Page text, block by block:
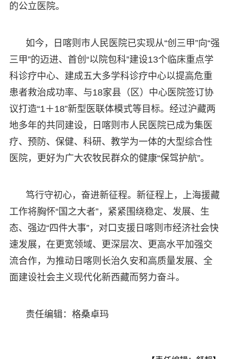
的公立医院。
如今，日喀则市人民医院已实现从“创三甲”向“强
三甲”的迈进、首创“以院包科”建设13个临床重点学
科诊疗中心、建成五大多学科诊疗中心以提高危重
患者救治成功率、与18家县（区）中心医院签订协
议打造“1＋18”新型医联体模式等目标。经过沪藏两
地多年的共同建设，日喀则市人民医院已成为集医
疗、预防、保健、科研、教学为一体的大型综合性
医院，更好为广大农牧民群众的健康“保驾护航”。
笃行守初心，奋进新征程。新征程上，上海援藏
工作将胸怀“国之大者”，紧紧围绕稳定、发展、生
态、强边“四件大事”，对口支援日喀则市经济社会快
速发展，在更宽领域、更深层次、更高水平加强交
流合作，为推动日喀则长治久安和高质量发展、全
面建设社会主义现代化新西藏而努力奋斗。
责任编辑：格桑卓玛